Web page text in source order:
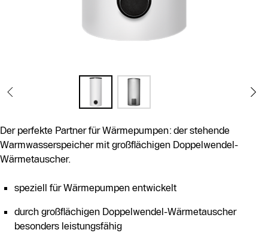
Der perfekte Partner für Wärmepumpen: der stehende
Warmwasserspeicher mit großflächigen Doppelwendel-
Wärmetauscher.
speziell für Wärmepumpen entwickelt
durch großflächigen Doppelwendel-Wärmetauscher
besonders leistungsfähig